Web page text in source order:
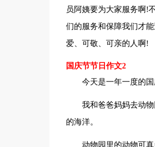
员阿姨要为大家服务啊!
们的服务和保障我们才
爱、可敬、可亲的人啊!
国庆节节日作文2
今天是一年一度的
我和爸爸妈妈去动
的海洋。
动物园里的动物可